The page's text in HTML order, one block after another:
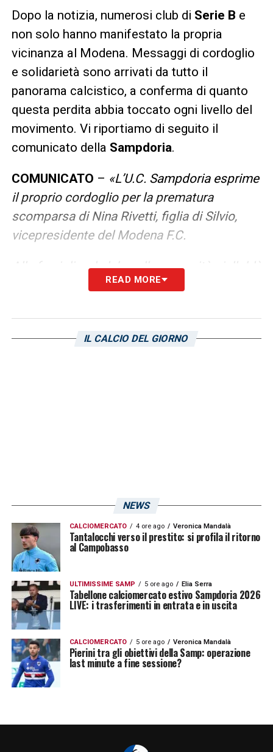
Dopo la notizia, numerosi club di Serie B e
non solo hanno manifestato la propria
vicinanza al Modena. Messaggi di cordoglio
e solidarietà sono arrivati da tutto il
panorama calcistico, a conferma di quanto
questa perdita abbia toccato ogni livello del
movimento. Vi riportiamo di seguito il
comunicato della Sampdoria.
COMUNICATO – «L’U.C. Sampdoria esprime
il proprio cordoglio per la prematura
scomparsa di Nina Rivetti, figlia di Silvio,
vicepresidente del Modena F.C.
Alla famiglia, al club e alla comunità gialloblù
le più sentite condoglianze da parte della
LA PLAYLIST DELLE NOSTRE TOP NEWS
READ MORE
IL CALCIO DEL GIORNO
NEWS
CALCIOMERCATO 4 ore ago Veronica Mandalà
Tantalocchi verso il prestito: si profila il ritorno
al Campobasso
ULTIMISSIME SAMP 5 ore ago Elia Serra
Tabellone calciomercato estivo Sampdoria 2026
LIVE: i trasferimenti in entrata e in uscita
CALCIOMERCATO 5 ore ago Veronica Mandalà
Pierini tra gli obiettivi della Samp: operazione
last minute a fine sessione?